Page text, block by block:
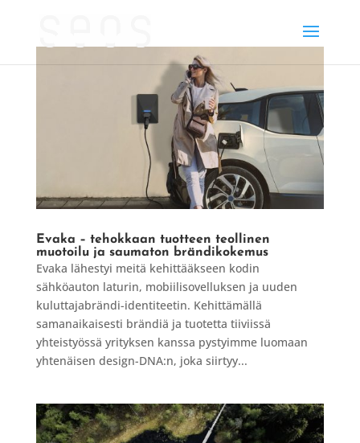
Evaka – tehokkaan tuotteen teollinen
muotoilu ja saumaton brändikokemus
Evaka lähestyi meitä kehittääkseen kodin
sähköauton laturin, mobiilisovelluksen ja uuden
kuluttajabrändi-identiteetin. Kehittämällä
samanaikaisesti brändiä ja tuotetta tiiviissä
yhteistyössä yrityksen kanssa pystyimme luomaan
yhtenäisen design-DNA:n, joka siirtyy...